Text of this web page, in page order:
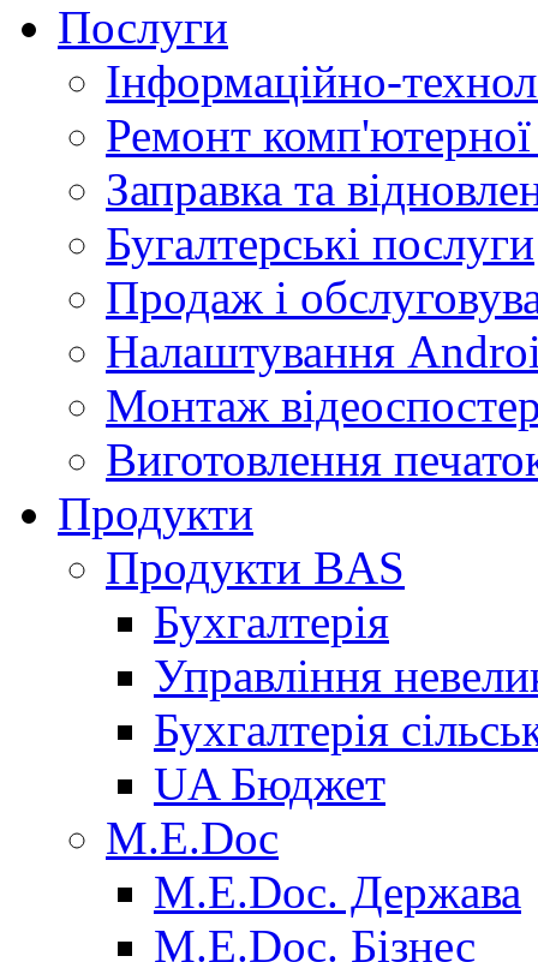
Послуги
Інформаційно-
Ремонт комп'ютерної
Заправка та
Бугалтерські послуги
Продаж і
Налаштування
Монтаж
Виготовлення
Продукти
Продукти BAS
Бухгалтерія
Управління
Бухгалтерія
UA Бюджет
M.E.Doc
M.E.Doc. Держава
M.E.Doc. Бізнес